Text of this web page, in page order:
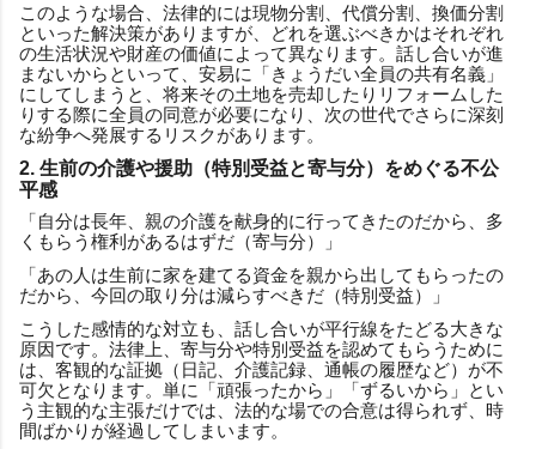
このような場合、法律的には現物分割、代償分割、換価分割
といった解決策がありますが、どれを選ぶべきかはそれぞれ
の生活状況や財産の価値によって異なります。話し合いが進
まないからといって、安易に「きょうだい全員の共有名義」
にしてしまうと、将来その土地を売却したりリフォームした
りする際に全員の同意が必要になり、次の世代でさらに深刻
な紛争へ発展するリスクがあります。
2. 生前の介護や援助（特別受益と寄与分）をめぐる不公
平感
「自分は長年、親の介護を献身的に行ってきたのだから、多
くもらう権利があるはずだ（寄与分）」
「あの人は生前に家を建てる資金を親から出してもらったの
だから、今回の取り分は減らすべきだ（特別受益）」
こうした感情的な対立も、話し合いが平行線をたどる大きな
原因です。法律上、寄与分や特別受益を認めてもらうために
は、客観的な証拠（日記、介護記録、通帳の履歴など）が不
可欠となります。単に「頑張ったから」「ずるいから」とい
う主観的な主張だけでは、法的な場での合意は得られず、時
間ばかりが経過してしまいます。